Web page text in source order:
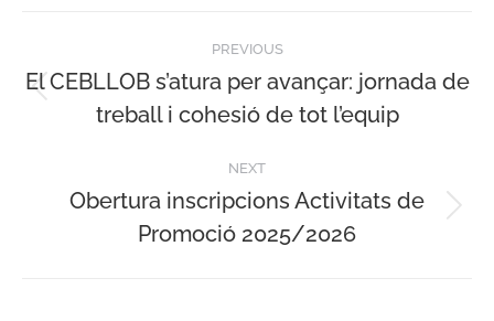
navigation
PREVIOUS
Previous
post:
El CEBLLOB s’atura per avançar: jornada de
treball i cohesió de tot l’equip
NEXT
post:
Obertura inscripcions Activitats de
Promoció 2025/2026